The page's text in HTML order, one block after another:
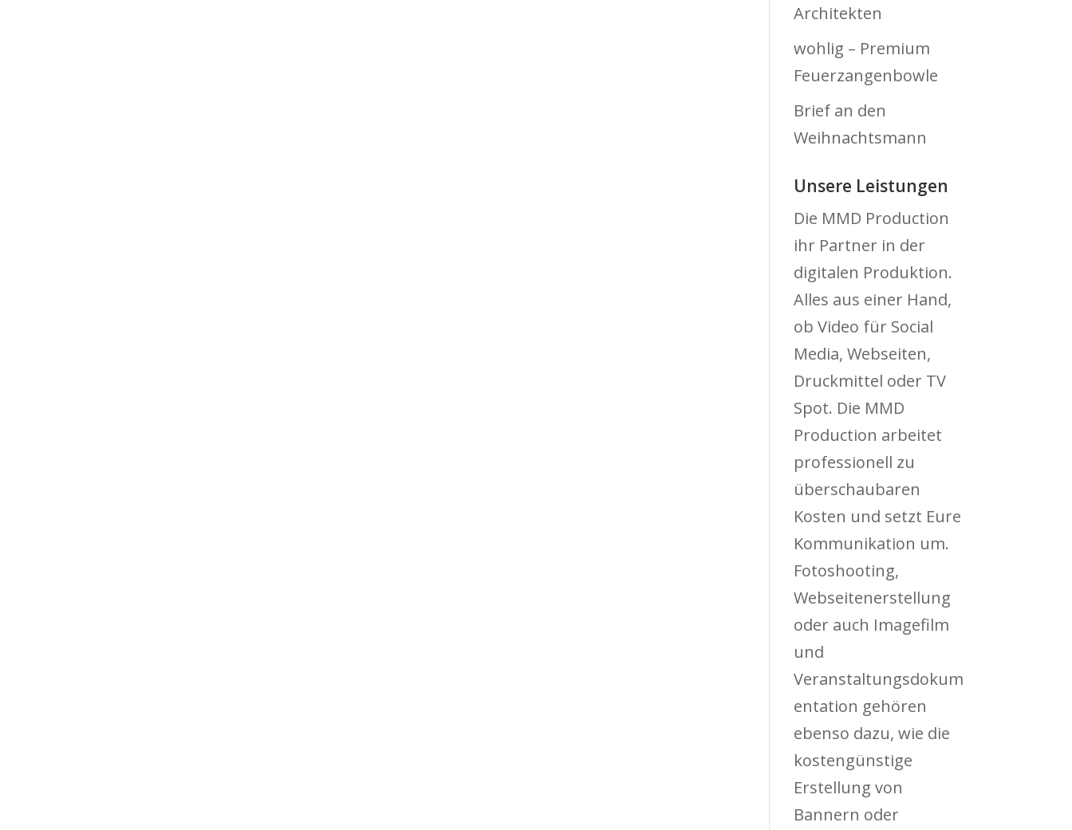
Architekten
wohlig – Premium
Feuerzangenbowle
Brief an den
Weihnachtsmann
Unsere Leistungen
Die MMD Production
ihr Partner in der
digitalen Produktion.
Alles aus einer Hand,
ob Video für Social
Media, Webseiten,
Druckmittel oder TV
Spot. Die MMD
Production arbeitet
professionell zu
überschaubaren
Kosten und setzt Eure
Kommunikation um.
Fotoshooting,
Webseitenerstellung
oder auch Imagefilm
und
Veranstaltungsdokum
entation gehören
ebenso dazu, wie die
kostengünstige
Erstellung von
Bannern oder